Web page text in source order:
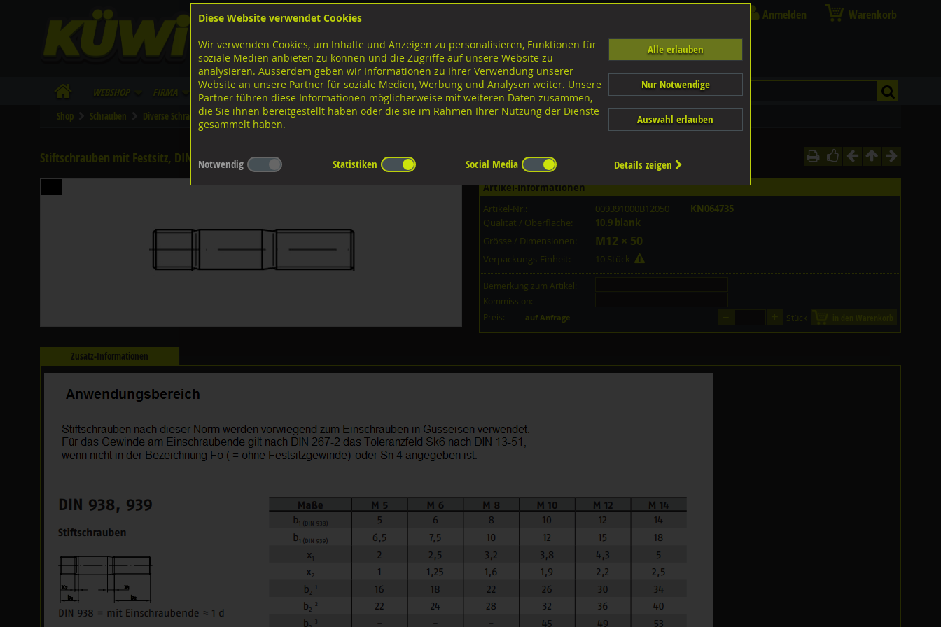
Lagerstrasse 8
Tel. 043 455 20 30
FB
IG
WebShop Firma Lieferinfo Infos/Downloads
Anmelden Warenkorb
Shop Schrauben Diverse Schrauben M-Gewinde Diverse Ausführungen M-Gewinde Stiftschrauben 1,25d 10.9 blank
Stiftschrauben mit Festsitz, DIN939 10.9 blank M12x50
Artikel-Informationen
Artikel-Nr.:
009391000B12050
KN064735
Qualität / Oberfläche:
10.9 blank
Grösse / Dimensionen:
M12 × 50
Verpackungs-Einheit: 10 Stück
Bemerkung zum Artikel:
Kommission:
Preis:
auf Anfrage Stück
Zusatz-Informationen
Diese Website verwendet Cookies
Wir verwenden Cookies, um Inhalte und Anzeigen zu personalisieren, Funktionen für
soziale Medien anbieten zu können und die Zugriffe auf unsere Website zu
analysieren. Ausserdem geben wir Informationen zu Ihrer Verwendung unserer
Website an unsere Partner für soziale Medien, Werbung und Analysen weiter. Unsere
Partner führen diese Informationen möglicherweise mit weiteren Daten zusammen,
die Sie ihnen bereitgestellt haben oder die sie im Rahmen Ihrer Nutzung der Dienste
gesammelt haben.
Alle erlauben
Nur Notwendige
Auswahl erlauben
Notwendig Statistiken Social Media Details zeigen